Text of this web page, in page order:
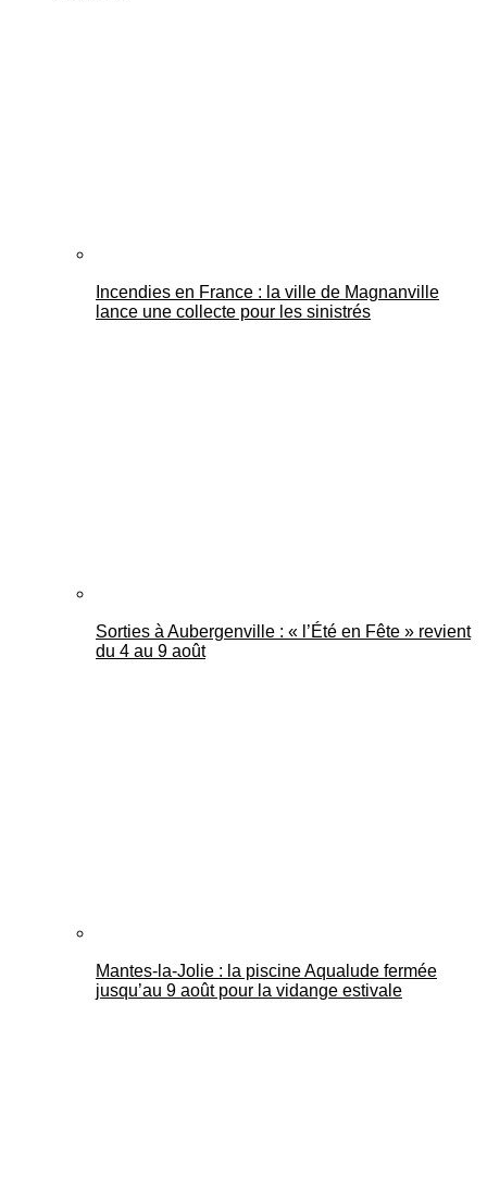
Incendies en France : la ville de Magnanville
lance une collecte pour les sinistrés
Sorties à Aubergenville : « l’Été en Fête » revient
du 4 au 9 août
Mantes-la-Jolie : la piscine Aqualude fermée
jusqu’au 9 août pour la vidange estivale